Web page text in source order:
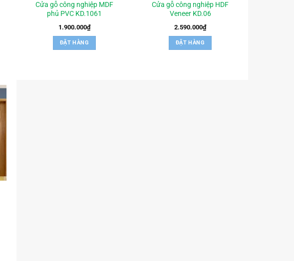
Cửa gỗ công nghiệp MDF
phủ PVC KD.1061
1.900.000₫
ĐẶT HÀNG
Cửa gỗ công nghiệp HDF
Veneer KD.06
2.590.000₫
ĐẶT HÀNG